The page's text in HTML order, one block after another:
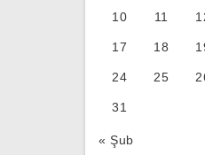
10 11
17 18
24 25
31
« Şub